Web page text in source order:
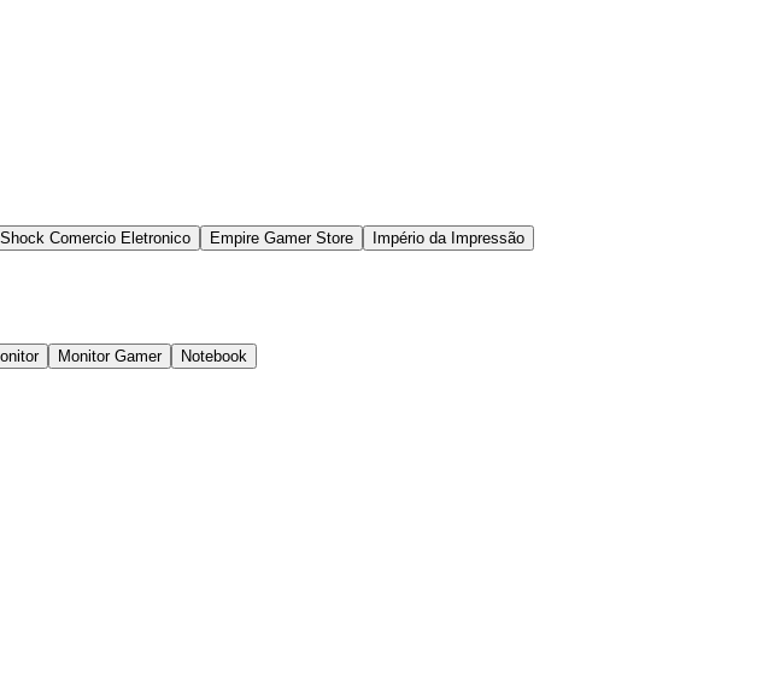
Comercio Eletronico Empire Gamer Store Império da Impressão
Monitor Gamer Notebook